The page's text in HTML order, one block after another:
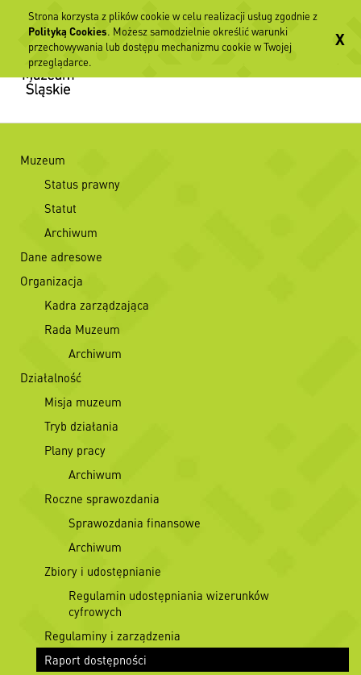
Muzeum
Status prawny
Statut
Archiwum
Dane adresowe
Organizacja
Kadra zarządzająca
Rada Muzeum
Archiwum
Działalność
Misja muzeum
Tryb działania
Plany pracy
Archiwum
Roczne sprawozdania
Sprawozdania finansowe
Archiwum
Zbiory i udostępnianie
Regulamin udostępniania wizerunków
cyfrowych
Regulaminy i zarządzenia
Raport dostępności
Strona korzysta z plików cookie w celu realizacji usług zgodnie z
Polityką Cookies. Możesz samodzielnie określić warunki
przechowywania lub dostępu mechanizmu cookie w Twojej
przeglądarce.
X